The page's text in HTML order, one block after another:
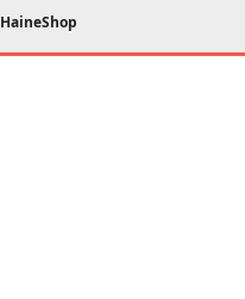
HaineShop